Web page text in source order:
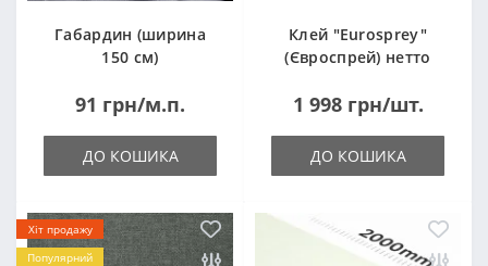
Габардин (ширина
150 см)
91 грн/м.п.
ДО КОШИКА
Клей "Eurosprey"
(Євроспрей) нетто
1 998 грн/шт.
ДО КОШИКА
Хіт продажу
Популярний